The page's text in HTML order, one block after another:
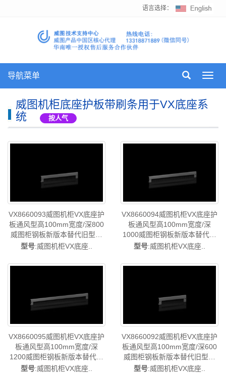
语言选择：
导航菜单
威图机柜底座护板带刷条用于VX底座系
统
按人气
VX8660093威图机柜VX底座护
板通风型高100mm宽度/深800
威图柜钢板新版本替代旧型号
VX8620093/VX8620.093-36样
威图空调维修威图电柜威图风
型号:威图机柜VX底座..
VX8660094威图机柜VX底座护
板通风型高100mm宽度/深
1000威图柜钢板新版本替代旧
型号VX8620094/VX8620.094-
机柜威图空调维修威图电柜威
型号:威图机柜VX底座..
VX8660095威图机柜VX底座护
板通风型高100mm宽度/深
1200威图柜钢板新版本替代旧
型号VX8620095/VX8620.095-
型号:威图机柜VX底座..
VX8660092威图机柜VX底座护
板通风型高100mm宽度/深600
威图柜钢板新版本替代旧型号
VX8620092/VX8620.092-36样
型号:威图机柜VX底座..